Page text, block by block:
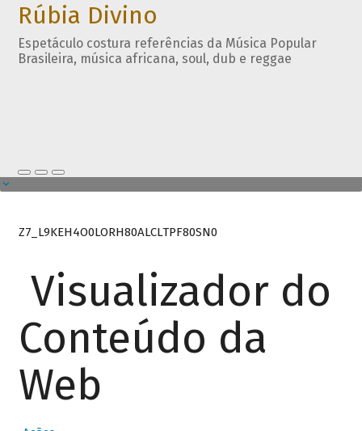
Rúbia Divino
Espetáculo costura referências da Música Popular
Brasileira, música africana, soul, dub e reggae
Z7_L9KEH4O0LORH80ALCLTPF80SN0
Visualizador do
Conteúdo da
Web